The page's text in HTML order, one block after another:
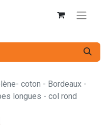
coton - Bordeaux -
longues - col rond